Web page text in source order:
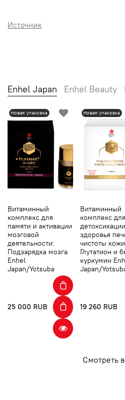
Источник
Enhel Japan Enhel Beauty
Новая упаковка
Витаминный
комплекс для
памяти и активации
мозговой
деятельности:
Подзарядка мозга
Enhel
Japan/Yotsuba
25 000 RUB
Новая упаковка
Витаминный
комплекс для
детоксикации,
здоровья
чистоты
Глутатион и
куркумин
Japan/
19 260 RUB
Смотреть